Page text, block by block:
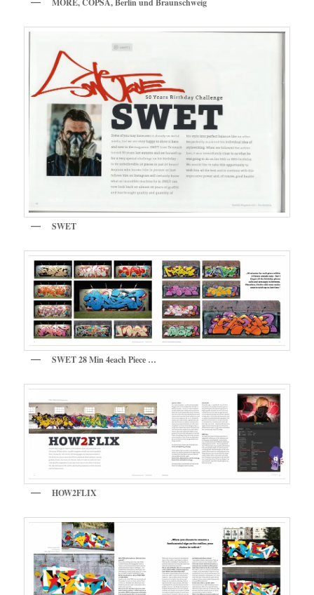
MORE, COPSA, Berlin und Braunschweig
SWET
SWET 28 Min 4each Piece …
HOW2FLIX